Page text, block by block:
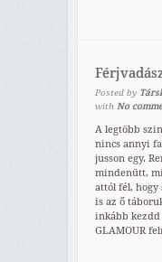
Posted by
with No
A legtöbb
nincs annyi
jusson egy.
mindenütt,
attól fél, hogy
is az ő
inkább kezdd
GLAMOUR